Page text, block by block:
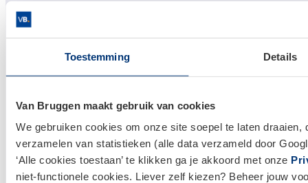
Toestemming Details
Van Bruggen maakt gebruik van cookies
We gebruiken cookies om onze site soepel te laten
verzamelen van statistieken (alle data verzameld door
‘Alle cookies toestaan’ te klikken ga je akkoord met onze
niet-functionele cookies. Liever zelf kiezen? Beheer jouw
Hypotheek afsluiten
Actuele hypotheekrentes
Verzekeringsadvies
Makelaardij
Huis verkopen